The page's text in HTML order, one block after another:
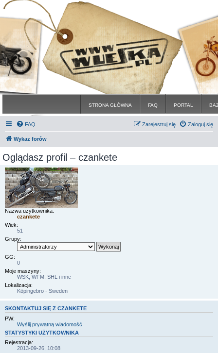
STRONA GŁÓWNA FAQ PORTAL
FAQ Zaloguj się
Zarejestruj się
Wykaz forów
Oglądasz profil – czankete
Nazwa użytkownika:
czankete
Wiek:
51
Grupy:
GG:
0
Moje maszyny:
WSK, WFM, SHL i inne
Lokalizacja:
Köpingebro - Sweden
SKONTAKTUJ SIĘ Z CZANKETE
PW:
Wyślij prywatną wiadomość
STATYSTYKI UŻYTKOWNIKA
Rejestracja:
2013-09-26, 10:08